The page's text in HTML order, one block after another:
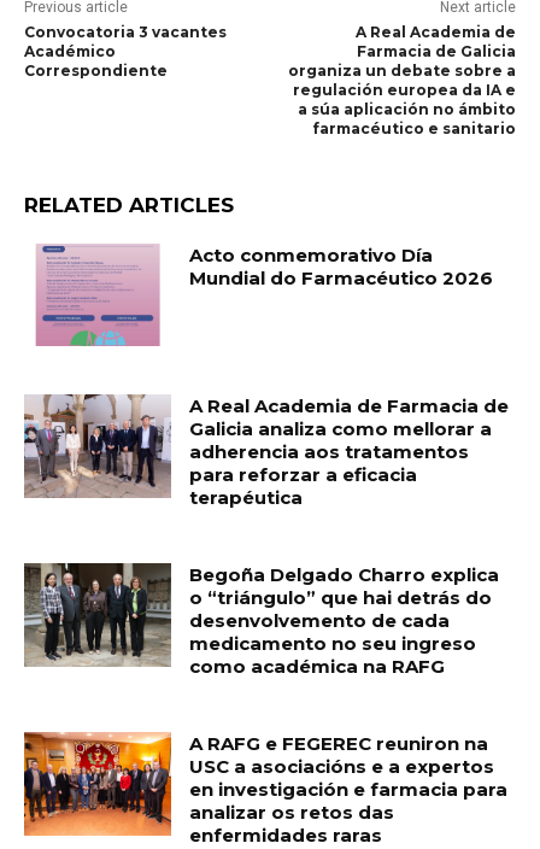
Previous article
Convocatoria 3 vacantes
Académico
Correspondiente
Next article
A Real Academia de
Farmacia de Galicia
organiza un debate sobre a
regulación europea da IA e
a súa aplicación no ámbito
farmacéutico e sanitario
RELATED ARTICLES
Acto conmemorativo Día
Mundial do Farmacéutico 2026
A Real Academia de Farmacia de
Galicia analiza como mellorar a
adherencia aos tratamentos
para reforzar a eficacia
terapéutica
Begoña Delgado Charro explica
o “triángulo” que hai detrás do
desenvolvemento de cada
medicamento no seu ingreso
como académica na RAFG
A RAFG e FEGEREC reuniron na
USC a asociacións e a expertos
en investigación e farmacia para
analizar os retos das
enfermidades raras